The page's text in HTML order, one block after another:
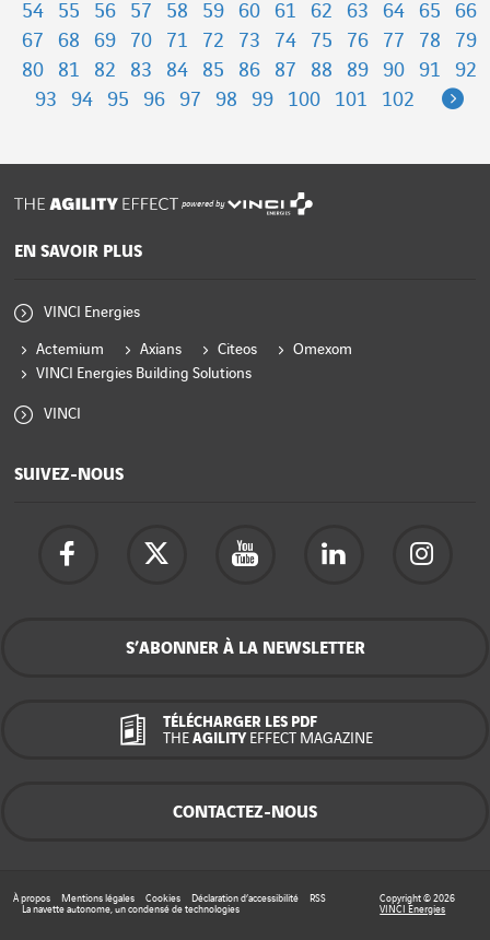
54
55 56 57 58 59 60 61 62 63 64 65
66
67
68 69 70 71 72 73 74 75 76 77 78
79
80
81 82 83 84 85 86 87 88 89 90 91
92
93
94 95 96 97 98 99 100 101 102
powered by
EN SAVOIR PLUS
VINCI Energies
Actemium Axians Citeos
Omexom
VINCI Energies Building Solutions
VINCI
SUIVEZ-NOUS
S’ABONNER À LA NEWSLETTER
TÉLÉCHARGER LES PDF
THE AGILITY EFFECT MAGAZINE
CONTACTEZ-NOUS
À propos Mentions légales Cookies Déclaration d’accessibilité
RSS
La navette autonome, un condensé de technologies
Copyright © 2026
VINCI Energies